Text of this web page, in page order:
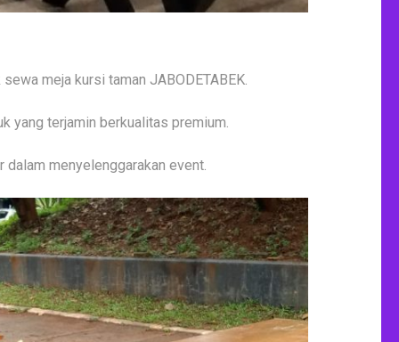
meja kursi taman JABODETABEK.
yang terjamin berkualitas premium.
dalam menyelenggarakan event.